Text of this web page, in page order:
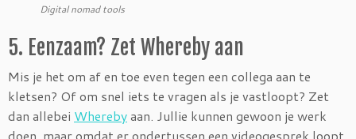
Digital nomad tools
5. Eenzaam? Zet Whereby aan
Mis je het om af en toe even tegen een collega aan te
kletsen? Of om snel iets te vragen als je vastloopt? Zet
dan allebei Wherebyaan. Jullie kunnen gewoon je werk